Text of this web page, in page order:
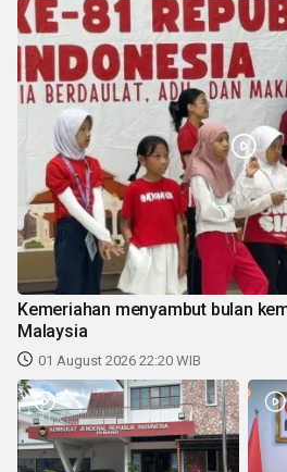
Kemeriahan menyambut bulan
Malaysia
01 August 2026 22:20 WIB